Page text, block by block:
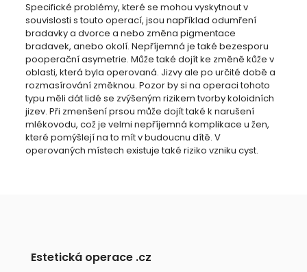
Specifické problémy, které se mohou vyskytnout v
souvislosti s touto operací, jsou například odumření
bradavky a dvorce a nebo změna pigmentace
bradavek, anebo okolí. Nepříjemná je také bezesporu
pooperační asymetrie. Může také dojít ke změně kůže v
oblasti, která byla operovaná. Jizvy ale po určité době a
rozmasírování změknou. Pozor by si na operaci tohoto
typu měli dát lidé se zvýšeným rizikem tvorby koloidních
jizev. Při zmenšení prsou může dojít také k narušení
mlékovodu, což je velmi nepříjemná komplikace u žen,
které pomýšlejí na to mít v budoucnu dítě. V
operovaných místech existuje také riziko vzniku cyst.
Estetická operace .cz